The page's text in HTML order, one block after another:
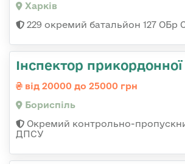
Харків
229 окремий батальйон 127 ОБр
Інспектор
від 20000 до 25000 грн
Бориспіль
Окремий контрольно-
ДПСУ